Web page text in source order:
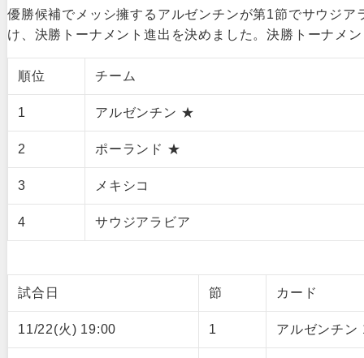
優勝候補でメッシ擁するアルゼンチンが第1節でサウジ
け、決勝トーナメント進出を決めました。決勝トーナメ
順位 チーム
1 アルゼンチン ★
2 ポーランド ★
3 メキシコ
4 サウジアラビア
試合日 節 カード
11/22(火) 19:00 1 アルゼンチン